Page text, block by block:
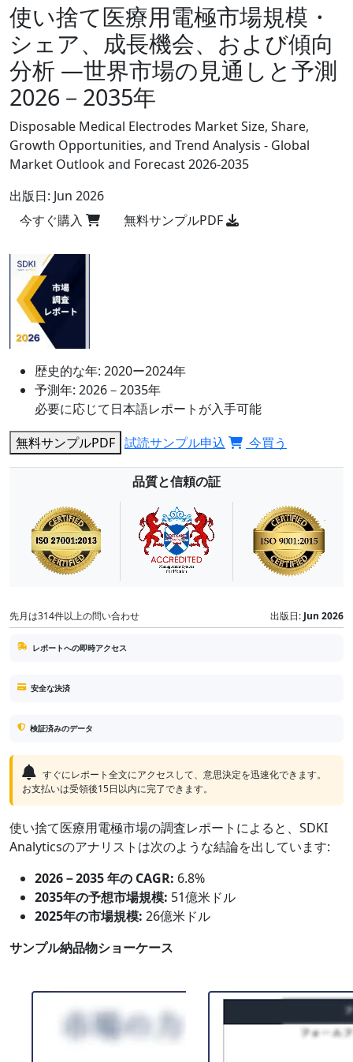
使い捨て医療用電極市場規模・
シェア、成長機会、および傾向
分析 ―世界市場の見通しと予測
2026－2035年
Disposable Medical Electrodes Market Size, Share,
Growth Opportunities, and Trend Analysis - Global
Market Outlook and Forecast 2026-2035
出版日: Jun 2026
今すぐ購入
無料サンプルPDF
歴史的な年: 2020ー2024年
予測年: 2026－2035年
必要に応じて日本語レポートが入手可能
無料サンプルPDF 試読サンプル申込 今買う
品質と信頼の証
先月は314件以上の問い合わせ 出版日: Jun 2026
レポートへの即時アクセス
安全な決済
検証済みのデータ
すぐにレポート全文にアクセスして、意思決定を迅速化できます。
お支払いは受領後15日以内に完了できます。
使い捨て医療用電極市場の調査レポートによると、SDKI
Analyticsのアナリストは次のような結論を出しています:
2026－2035 年の CAGR: 6.8%
2035年の予想市場規模: 51億米ドル
2025年の市場規模: 26億米ドル
サンプル納品物ショーケース